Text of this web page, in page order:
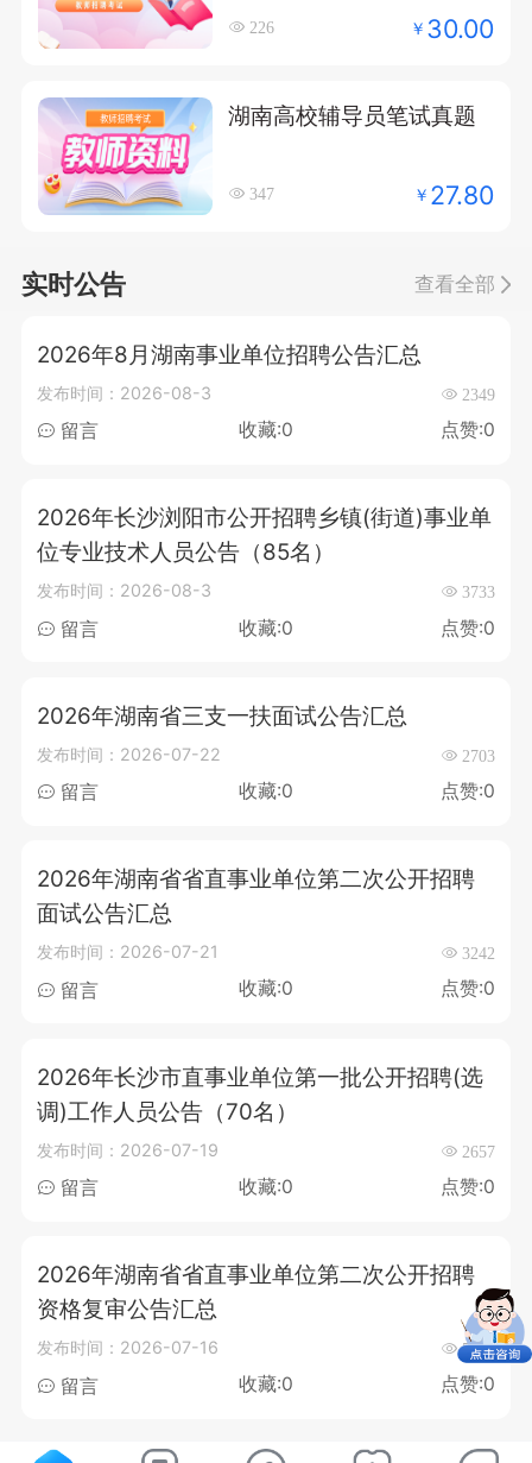
226 ￥ 30.00
湖南高校辅导员笔试真题
347 ￥ 27.80
实时公告 查看全部
2026年8月湖南事业单位招聘公告汇总
发布时间：2026-08-3 2349
留言 收藏:0 点赞:0
2026年长沙浏阳市公开招聘乡镇(街道)事业单
位专业技术人员公告（85名）
发布时间：2026-08-3 3733
留言 收藏:0 点赞:0
2026年湖南省三支一扶面试公告汇总
发布时间：2026-07-22 2703
留言 收藏:0 点赞:0
2026年湖南省省直事业单位第二次公开招聘
面试公告汇总
发布时间：2026-07-21 3242
留言 收藏:0 点赞:0
2026年长沙市直事业单位第一批公开招聘(选
调)工作人员公告（70名）
发布时间：2026-07-19 2657
留言 收藏:0 点赞:0
2026年湖南省省直事业单位第二次公开招聘
资格复审公告汇总
发布时间：2026-07-16 5176
留言 收藏:0 点赞:0